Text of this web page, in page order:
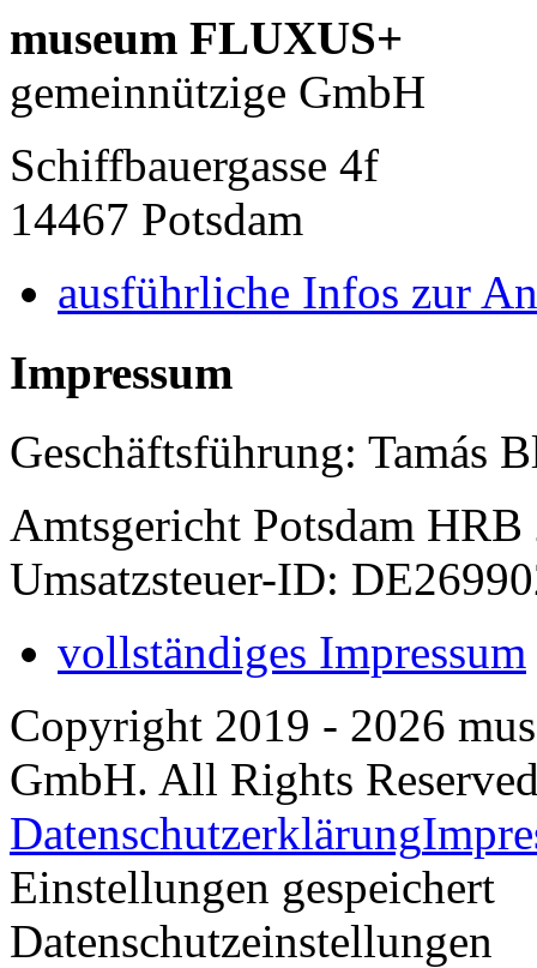
museum FLUXUS+
gemeinnützige GmbH
Schiffbauergasse 4f
14467 Potsdam
ausführliche Infos zur
Impressum
Geschäftsführung: Tamás
Amtsgericht Potsdam HRB
Umsatzsteuer-ID:
vollständiges Impressum
Copyright 2019 - 2026
GmbH. All Rights
Datenschutzerklärung
Einstellungen gespeichert
Datenschutzeinstellungen